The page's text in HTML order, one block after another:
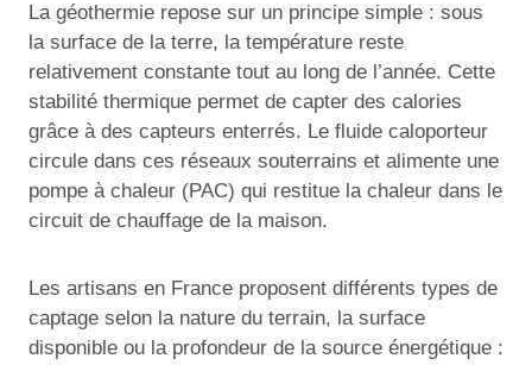
La géothermie repose sur un principe simple : sous
la surface de la terre, la température reste
relativement constante tout au long de l’année. Cette
stabilité thermique permet de capter des calories
grâce à des capteurs enterrés. Le fluide caloporteur
circule dans ces réseaux souterrains et alimente une
pompe à chaleur (PAC) qui restitue la chaleur dans le
circuit de chauffage de la maison.
Les artisans en France proposent différents types de
captage selon la nature du terrain, la surface
disponible ou la profondeur de la source énergétique :